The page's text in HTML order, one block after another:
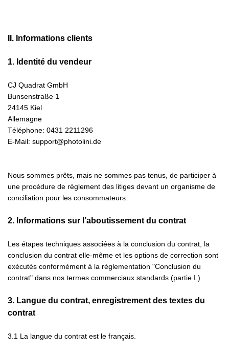
II. Informations clients
1. Identité du vendeur
CJ Quadrat GmbH
Bunsenstraße 1
24145 Kiel
Allemagne
Téléphone: 0431 2211296
E-Mail: support@photolini.de
Nous sommes prêts, mais ne sommes pas tenus, de participer à
une procédure de règlement des litiges devant un organisme de
conciliation pour les consommateurs.
2. Informations sur l’aboutissement du contrat
Les étapes techniques associées à la conclusion du contrat, la
conclusion du contrat elle-même et les options de correction sont
exécutés conformément à la réglementation "Conclusion du
contrat" dans nos termes commerciaux standards (partie I.).
3. Langue du contrat, enregistrement des textes du
contrat
3.1 La langue du contrat est le français.